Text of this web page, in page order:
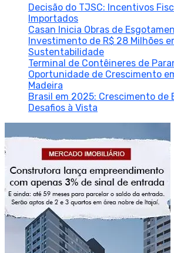
Decisão do TJSC: Incentivos
Importados
Casan Inicia Obras de
Investimento de R$ 28 Milhões
Sustentabilidade
Terminal de Contêineres de
Oportunidade de Crescimento
Madeira
Brasil em 2025: Crescimento de
Desafios à Vista